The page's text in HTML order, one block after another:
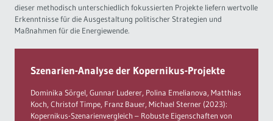
dieser methodisch unterschiedlich fokussierten Projekte liefern wertvolle
Erkenntnisse für die Ausgestaltung politischer Strategien und
Maßnahmen für die Energiewende.
Szenarien-Analyse der Kopernikus-Projekte
Dominika Sörgel, Gunnar Luderer, Polina Emelianova, Matthias
Koch, Christof Timpe, Franz Bauer, Michael Sterner (2023):
Kopernikus-Szenarienvergleich – Robuste Eigenschaften von